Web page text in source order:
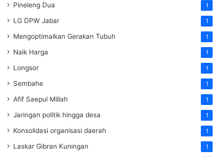
Pineleng Dua 1
LG DPW Jabar 1
Mengoptimalkan Gerakan Tubuh 1
Naik Harga 1
Longsor 1
Sembahe 1
Afif Saepul Millah 1
Jaringan politik hingga desa 1
Konsolidasi organisasi daerah 1
Laskar Gibran Kuningan 1